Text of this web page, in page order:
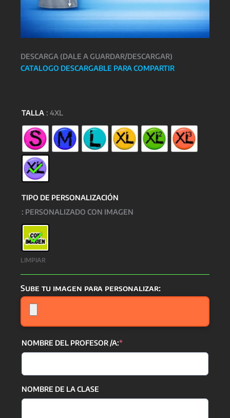
DESCARGA (DALE A GUARDAR/DESCARGAR)
CATALOGO DESCARGABLE PARA COMPARTIR
TALLA : 4XL
TIPO DE PERSONALIZACIÓN
: PERSONALIZADO CON IMAGEN
LIMPIAR
Sube tu imagen para personalizar:
NOMBRE DEL PROFESOR /A:*(required)
NOMBRE DE LA CLASE